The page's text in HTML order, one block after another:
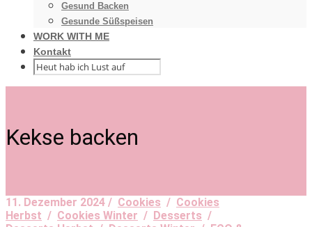
Gesund Backen
Gesunde Süßspeisen
WORK WITH ME
Kontakt
Kekse backen
11. Dezember 2024 / Cookies / Cookies
Herbst / Cookies Winter / Desserts /